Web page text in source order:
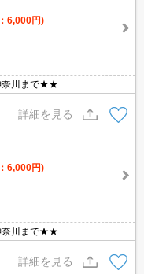
6,000円)
奈川まで★★
詳細を見る
6,000円)
奈川まで★★
詳細を見る